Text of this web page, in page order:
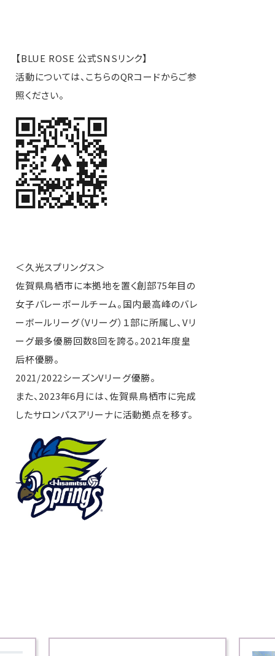
【BLUE ROSE 公式SNSリンク】
活動については、こちらのQRコードからご参
照ください。
＜久光スプリングス＞
佐賀県鳥栖市に本拠地を置く創部75年目の
女子バレーボールチーム。国内最高峰のバレ
ーボールリーグ（Vリーグ）１部に所属し、Vリ
ーグ最多優勝回数8回を誇る。2021年度皇
后杯優勝。
2021/2022シーズンVリーグ優勝。
また、2023年6月には、佐賀県鳥栖市に完成
したサロンパスアリーナに活動拠点を移す。